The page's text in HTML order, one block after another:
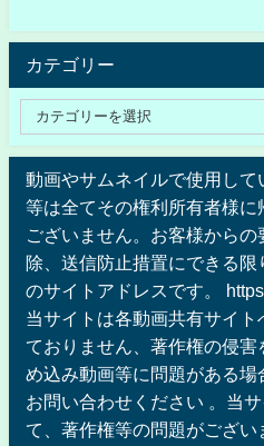
カテゴリー
動画やサムネイルで使用し
等は全てその権利所有者様
ございません。お客様から
除、送信防止措置にできる
のサイトアドレスです。
当サイトは各動画共有サイ
ておりません、著作権の侵
め込み動画等に問題がある
お問い合わせください 。当
て、著作権等の問題がござ